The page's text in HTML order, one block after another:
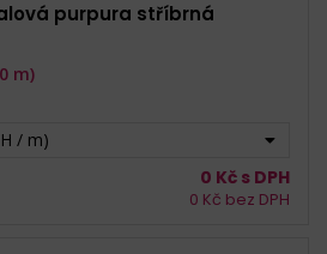
purpura stříbrná
/ m)
m)
0 Kč s DPH
0 Kč bez DPH